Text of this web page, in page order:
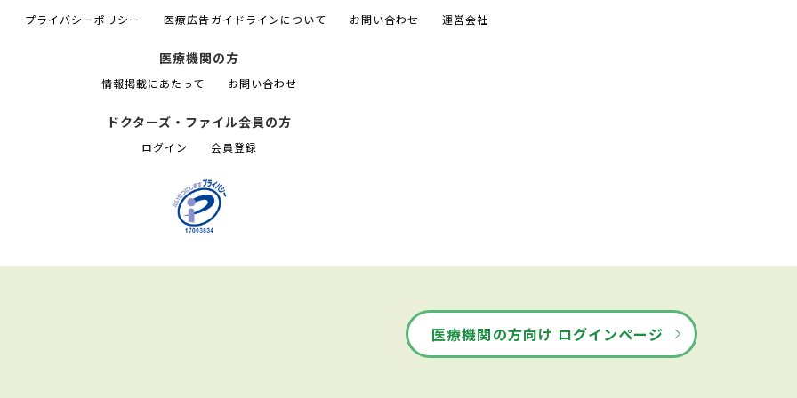
プライバシーポリシー 医療広告ガイドラインについて お問い合わせ 運営会社
医療機関の方
情報掲載にあたって お問い合わせ
ドクターズ・ファイル会員の方
ログイン 会員登録
医療機関の方向け ログインページ